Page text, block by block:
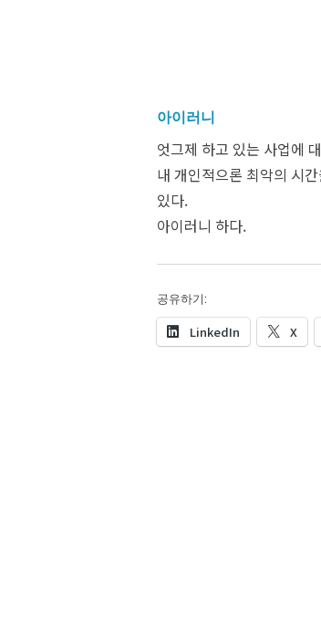
아이러니
엇그제 하고 있는 사업에
내 개인적으론 최악의 시
있다.
아이러니 하다.
공유하기:
LinkedIn X